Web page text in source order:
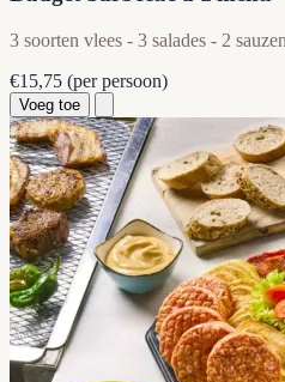
3 soorten vlees - 3 salades - 2 sauzen
€15,75 (per persoon)
Voeg toe